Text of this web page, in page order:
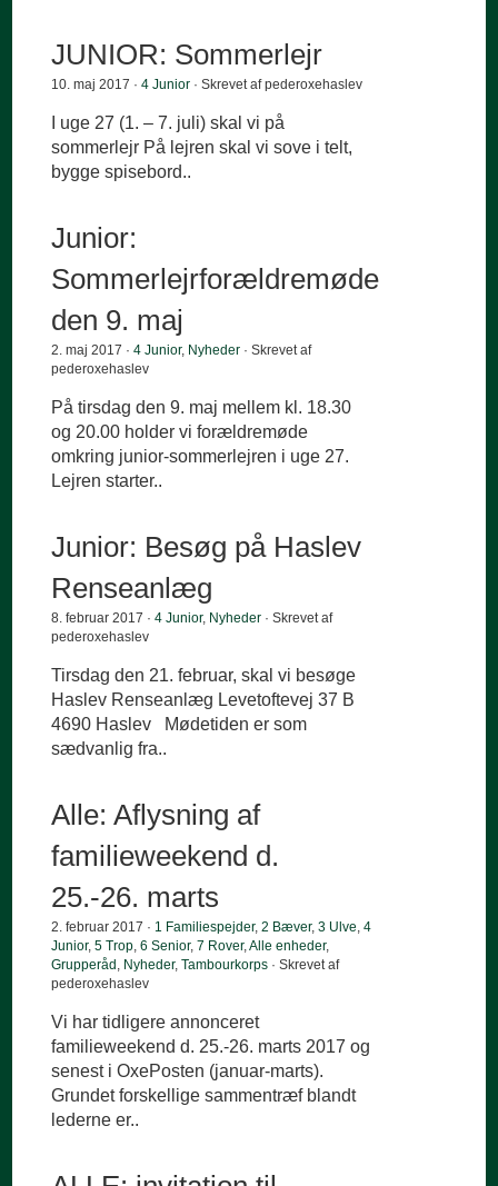
JUNIOR: Sommerlejr
10. maj 2017 ·4 Junior · Skrevet af pederoxehaslev
I uge 27 (1. – 7. juli) skal vi på
sommerlejr På lejren skal vi sove i telt,
bygge spisebord..
Junior:
Sommerlejrforældremøde
den 9. maj
2. maj 2017 ·4 Junior, Nyheder · Skrevet af
pederoxehaslev
På tirsdag den 9. maj mellem kl. 18.30
og 20.00 holder vi forældremøde
omkring junior-sommerlejren i uge 27.
Lejren starter..
Junior: Besøg på Haslev
Renseanlæg
8. februar 2017 ·4 Junior, Nyheder · Skrevet af
pederoxehaslev
Tirsdag den 21. februar, skal vi besøge
Haslev Renseanlæg Levetoftevej 37 B
4690 Haslev Mødetiden er som
sædvanlig fra..
Alle: Aflysning af
familieweekend d.
25.-26. marts
2. februar 2017 · 1 Familiespejder,2 Bæver,3 Ulve,4
Junior,5 Trop,6 Senior,7 Rover,Alle enheder,
Grupperåd , Nyheder,Tambourkorps · Skrevet af
pederoxehaslev
Vi har tidligere annonceret
familieweekend d. 25.-26. marts 2017 og
senest i OxePosten (januar-marts).
Grundet forskellige sammentræf blandt
lederne er..